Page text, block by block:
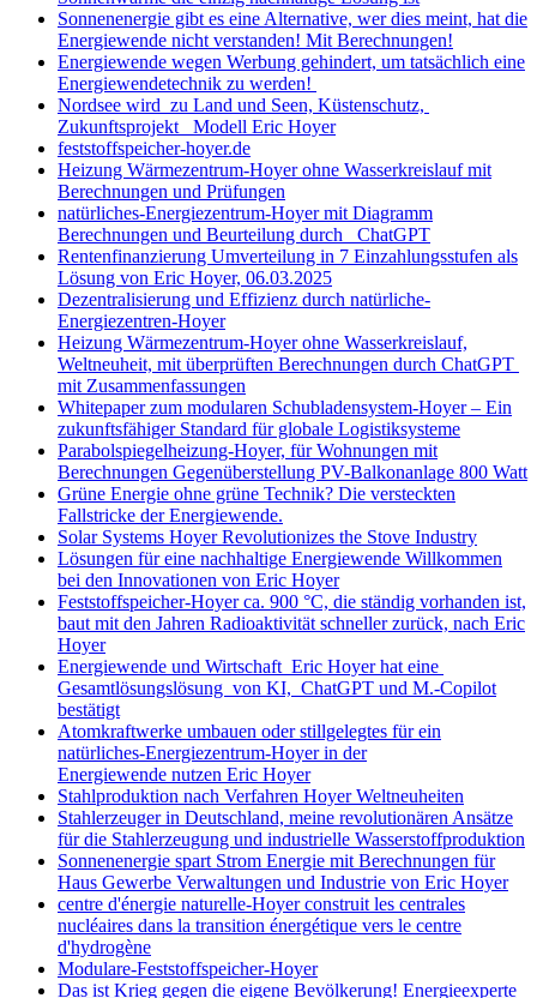
Sonnenenergie gibt es eine Alternative, wer dies meint, hat die
Energiewende nicht verstanden! Mit Berechnungen!
Energiewende wegen Werbung gehindert, um tatsächlich eine
Energiewendetechnik zu werden!
Nordsee wird zu Land und Seen, Küstenschutz,
Zukunftsprojekt Modell Eric Hoyer
feststoffspeicher-hoyer.de
Heizung Wärmezentrum-Hoyer ohne Wasserkreislauf mit
Berechnungen und Prüfungen
natürliches-Energiezentrum-Hoyer mit Diagramm
Berechnungen und Beurteilung durch ChatGPT
Rentenfinanzierung Umverteilung in 7 Einzahlungsstufen als
Lösung von Eric Hoyer, 06.03.2025
Dezentralisierung und Effizienz durch natürliche-
Energiezentren-Hoyer
Heizung Wärmezentrum-Hoyer ohne Wasserkreislauf,
Weltneuheit, mit überprüften Berechnungen durch ChatGPT
mit Zusammenfassungen
Whitepaper zum modularen Schubladensystem-Hoyer – Ein
zukunftsfähiger Standard für globale Logistiksysteme
Parabolspiegelheizung-Hoyer, für Wohnungen mit
Berechnungen Gegenüberstellung PV-Balkonanlage 800 Watt
Grüne Energie ohne grüne Technik? Die versteckten
Fallstricke der Energiewende.
Solar Systems Hoyer Revolutionizes the Stove Industry
Lösungen für eine nachhaltige Energiewende Willkommen
bei den Innovationen von Eric Hoyer
Feststoffspeicher-Hoyer ca. 900 °C, die ständig vorhanden ist,
baut mit den Jahren Radioaktivität schneller zurück, nach Eric
Hoyer
Energiewende und Wirtschaft Eric Hoyer hat eine
Gesamtlösungslösung von KI, ChatGPT und M.-Copilot
bestätigt
Atomkraftwerke umbauen oder stillgelegtes für ein
natürliches-Energiezentrum-Hoyer in der
Energiewende nutzen Eric Hoyer
Stahlproduktion nach Verfahren Hoyer Weltneuheiten
Stahlerzeuger in Deutschland, meine revolutionären Ansätze
für die Stahlerzeugung und industrielle Wasserstoffproduktion
Sonnenenergie spart Strom Energie mit Berechnungen für
Haus Gewerbe Verwaltungen und Industrie von Eric Hoyer
centre d'énergie naturelle-Hoyer construit les centrales
nucléaires dans la transition énergétique vers le centre
d'hydrogène
Modulare-Feststoffspeicher-Hoyer
Das ist Krieg gegen die eigene Bevölkerung! Energieexperte